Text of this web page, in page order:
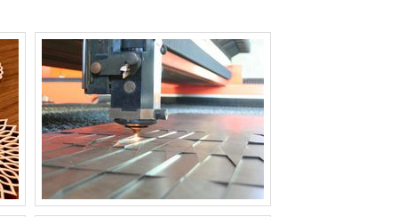
MÁQUINA DE CORTE A LASER PARA JÓIAS
MÁQUINA DE CORTE A LASER PARA
MAQUETES
MÁQUINA DE CORTE A LASER PARA MDF
MÁQUINA DE CORTE A LASER PARA METAL
MÁQUINA DE CORTE A LASER PARA OURO
MÁQUINA DE CORTE A LASER PARA PAPEL
MÁQUINA DE CORTE A LASER PARA
TECIDO